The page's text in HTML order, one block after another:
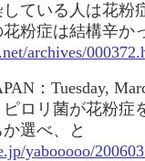
している人は花粉
粉症は結構辛か
archives/
：Tuesday,
ロリ菌が花粉症
選べ、と
yabooooo/